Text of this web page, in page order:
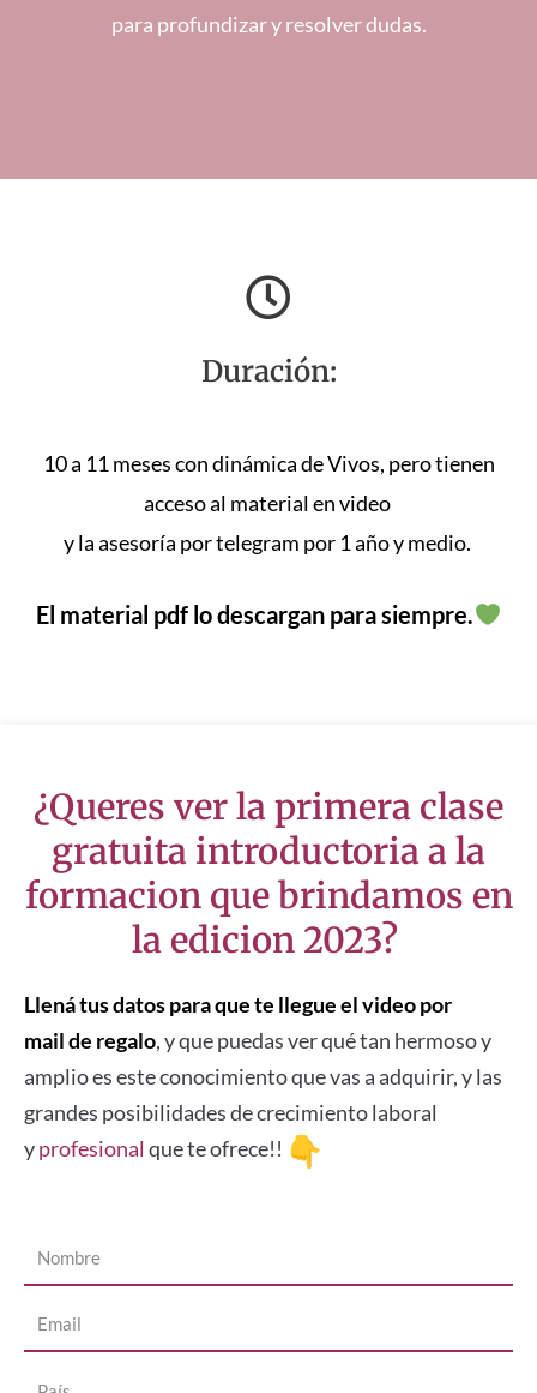
para profundizar y resolver dudas.
Duración:
10 a 11 meses con dinámica de Vivos, pero tienen
acceso al material en video
y la asesoría por telegram por 1 año y medio.
El material pdf lo descargan para siempre.
¿Queres ver la primera clase
gratuita introductoria a la
formacion que brindamos en
la edicion 2023?
Llená tus datos para que te llegue el video por
mailde regalo, y que puedas ver qué tan hermoso y
amplio es este conocimiento que vas a adquirir, y las
grandes posibilidades de crecimiento laboral
yprofesional que te ofrece!!